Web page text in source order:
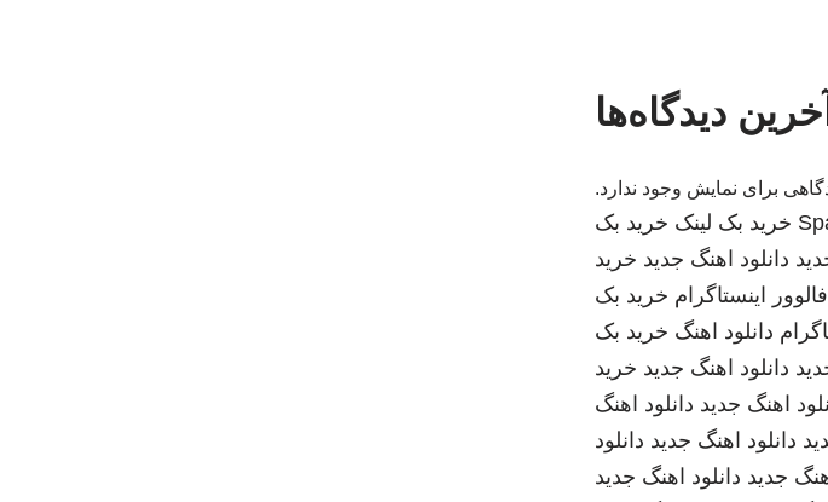
آخرین دیدگاه‌ها
برای نمایش وجود ندارد.
خرید بک لینک خرید بک
دانلود اهنگ جدید خرید
اینستاگرام خرید بک
دانلود اهنگ خرید بک
دانلود اهنگ جدید خرید
اهنگ جدید دانلود اهنگ
دانلود اهنگ جدید دانلود
جدید دانلود اهنگ جدید